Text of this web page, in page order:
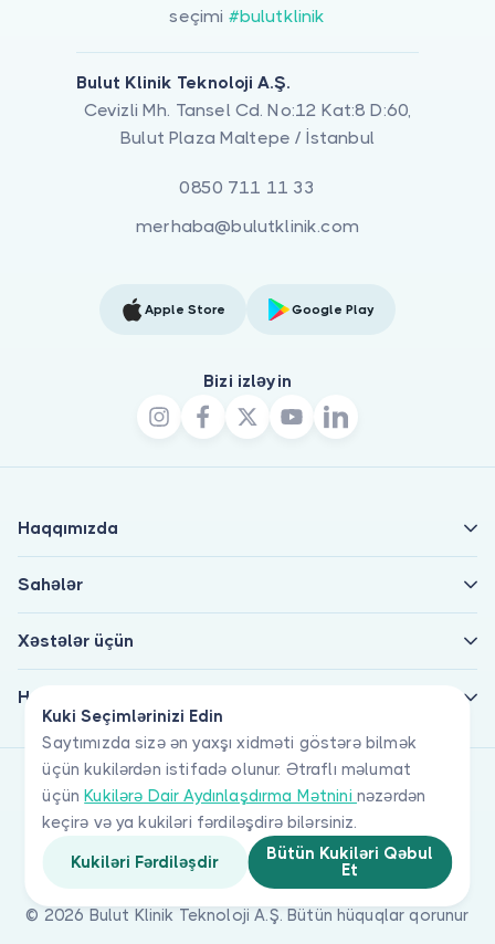
Kuki Seçimlərinizi Edin
Saytımızda sizə ən yaxşı xidməti göstərə bilmək
üçün kukilərdən istifadə olunur. Ətraflı məlumat
üçünKukilərə Dair Aydınlaşdırma Mətnini nəzərdən
keçirə və ya kukiləri fərdiləşdirə bilərsiniz.
Kukiləri Fərdiləşdir
Bütün Kukiləri Qəbul
Et
seçimi #bulutklinik
Bulut Klinik Teknoloji A.Ş.
Cevizli Mh. Tansel Cd. No:12 Kat:8 D:60,
Bulut Plaza Maltepe / İstanbul
0850 711 11 33
merhaba@bulutklinik.com
Apple Store Google Play
Bizi izləyin
Haqqımızda
Sahələr
Xəstələr üçün
Həkimlər üçün
© 2026 Bulut Klinik Teknoloji A.Ş. Bütün hüquqlar qorunur